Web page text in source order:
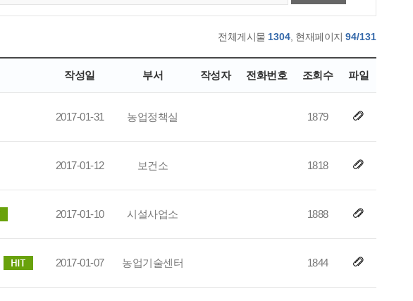
전체게시물 1304 , 현재페이지 94/131
작성일 부서 작성자 전화번호 조회수 파일
2017-01-31 농업정책실 1879
2017-01-12 보건소 1818
2017-01-10 시설사업소 1888
2017-01-07 농업기술센터 1844